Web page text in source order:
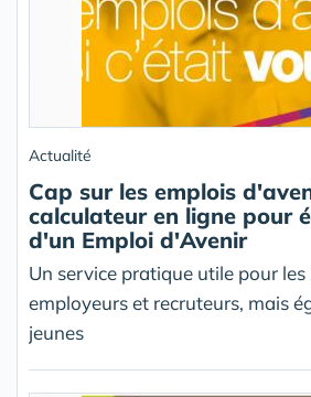
Actualité
Cap sur les emplois
calculateur en ligne pour
d'un Emploi d'Avenir
Un service pratique utile pour les
employeurs et recruteurs, mais
jeunes